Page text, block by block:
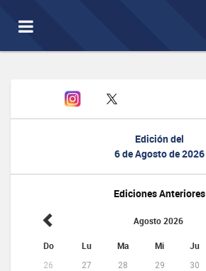
Toggle
navigation
Edición del
6 de Agosto de 2026
Ediciones Anteriores
Agosto 2026
Do Lu Ma Mi Ju
26 27 28 29 30